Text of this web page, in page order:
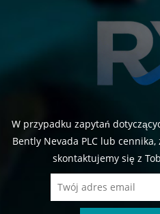
W przypadku zapytań
Bently Nevada PLC lub
skontaktujemy się z